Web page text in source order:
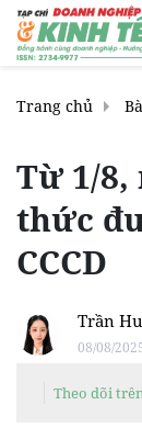
Trang chủ
Từ 1/8,
thức
CCCD
Trần
08/08/
Theo dõi